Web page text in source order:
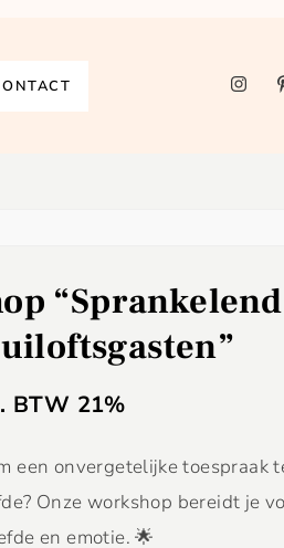
BTW 21%
een onvergetelijke toespraak
Onze workshop bereidt je
en emotie. 🌟